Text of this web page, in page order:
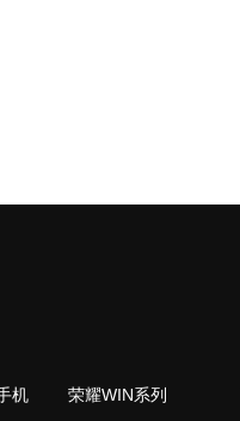
机 荣耀WIN系列